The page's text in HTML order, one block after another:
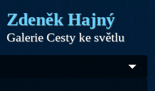
Zdeněk Hajný
Galerie Cesty ke světlu